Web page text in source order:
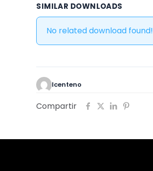
SIMILAR DOWNLOADS
No related download found!
lcenteno
Compartir